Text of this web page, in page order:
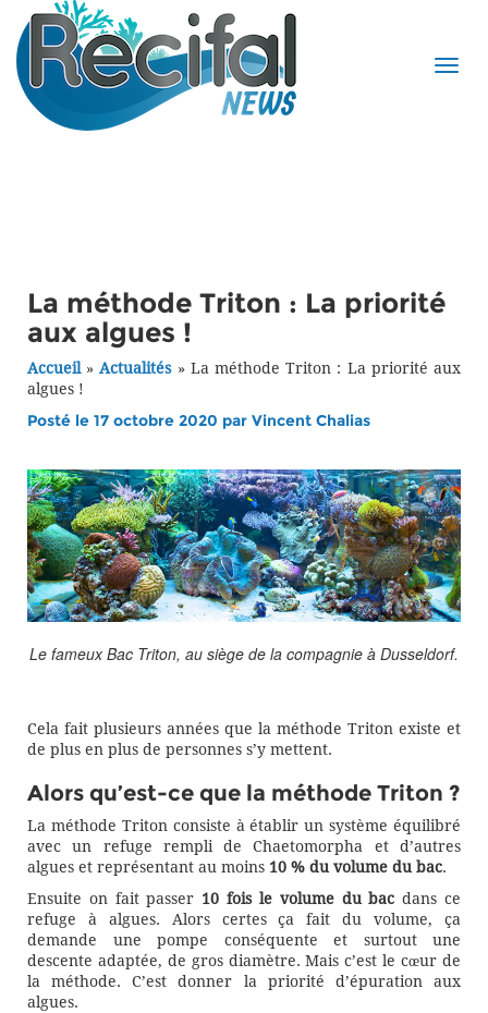
La méthode Triton : La priorité
aux algues !
Accueil»Actualités» La méthode Triton : La priorité aux
algues !
Posté le 17 octobre 2020 par Vincent Chalias
Le fameux Bac Triton, au siège de la compagnie à Dusseldorf.
Cela fait plusieurs années que la méthode Triton existe et
de plus en plus de personnes s’y mettent.
Alors qu’est-ce que la méthode Triton ?
La méthode Triton consiste à établir un système équilibré
avec un refuge rempli de Chaetomorpha et d’autres
algues et représentant au moins 10 % du volume du bac.
Ensuite on fait passer 10 fois le volume du bac dans ce
refuge à algues. Alors certes ça fait du volume, ça
demande une pompe conséquente et surtout une
descente adaptée, de gros diamètre. Mais c’est le cœur de
la méthode. C’est donner la priorité d’épuration aux
algues.